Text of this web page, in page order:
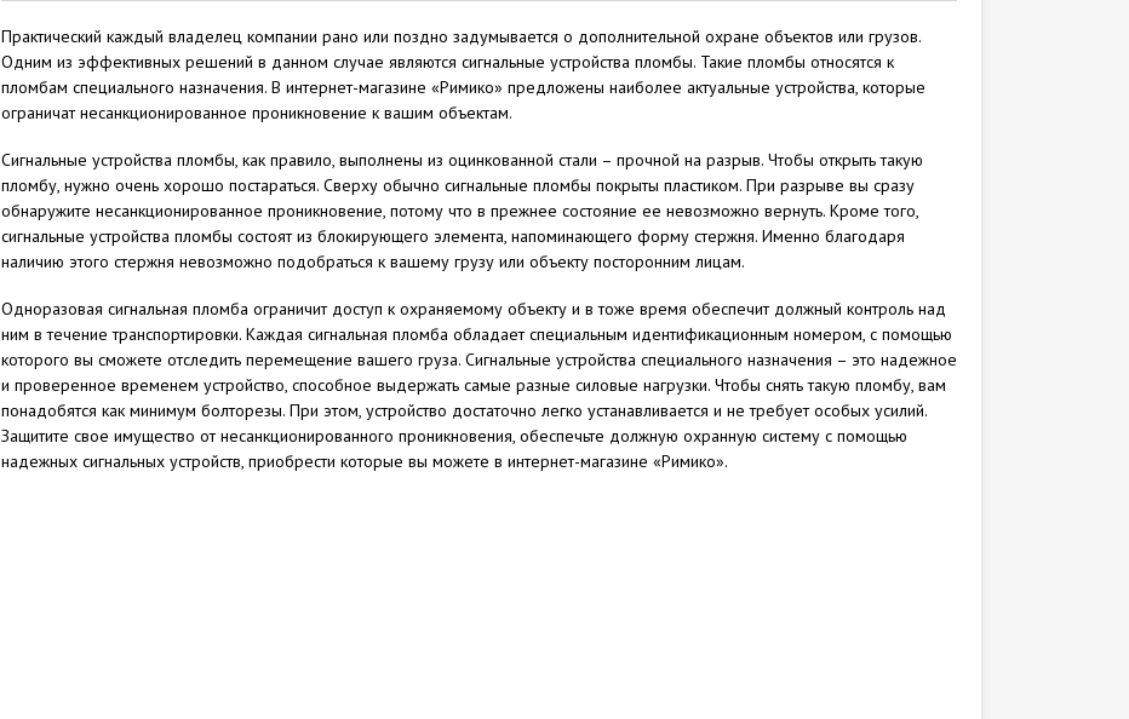
Практический каждый владелец компании рано или поздно задумывается о дополнительной охране объектов или грузов.
Одним из эффективных решений в данном случае являются сигнальные устройства пломбы. Такие пломбы относятся к
пломбам специального назначения. В интернет-магазине «Римико» предложены наиболее актуальные устройства, которые
ограничат несанкционированное проникновение к вашим объектам.
Сигнальные устройства пломбы, как правило, выполнены из оцинкованной стали – прочной на разрыв. Чтобы открыть такую
пломбу, нужно очень хорошо постараться. Сверху обычно сигнальные пломбы покрыты пластиком. При разрыве вы сразу
обнаружите несанкционированное проникновение, потому что в прежнее состояние ее невозможно вернуть. Кроме того,
сигнальные устройства пломбы состоят из блокирующего элемента, напоминающего форму стержня. Именно благодаря
наличию этого стержня невозможно подобраться к вашему грузу или объекту посторонним лицам.
Одноразовая сигнальная пломба ограничит доступ к охраняемому объекту и в тоже время обеспечит должный контроль над
ним в течение транспортировки. Каждая сигнальная пломба обладает специальным идентификационным номером, с помощью
которого вы сможете отследить перемещение вашего груза. Сигнальные устройства специального назначения – это надежное
и проверенное временем устройство, способное выдержать самые разные силовые нагрузки. Чтобы снять такую пломбу, вам
понадобятся как минимум болторезы. При этом, устройство достаточно легко устанавливается и не требует особых усилий.
Защитите свое имущество от несанкционированного проникновения, обеспечьте должную охранную систему с помощью
надежных сигнальных устройств, приобрести которые вы можете в интернет-магазине «Римико».